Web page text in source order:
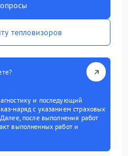
тепловизоров
и последующий
наряд с указанием страховых
после выполнения работ
выполненных работ и